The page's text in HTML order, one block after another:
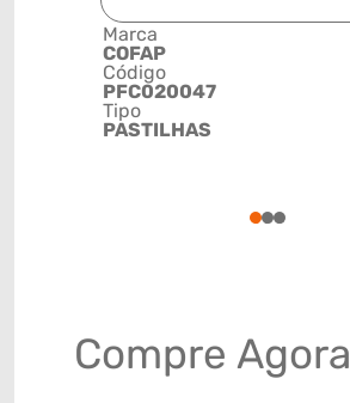
Marca
COFAP
Código
PFC020047
Tipo
PASTILHAS
123
Compre Agora